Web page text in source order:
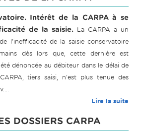
Intérêt de la CARPA à se
de la saisie. La CARPA a un
l'inefficacité de la saisie conservatoire
dès lors que, cette dernière est
dénoncée au débiteur dans le délai de
tiers saisi, n'est plus tenue des
Lire la suite
DOSSIERS CARPA